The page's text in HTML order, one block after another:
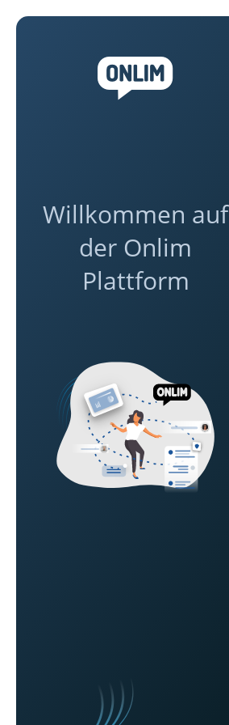
Willkommen auf
der Onlim
Plattform